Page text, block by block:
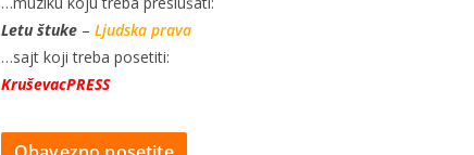
Letu štuke – Ljudska prava
…sajt koji treba posetiti:
KruševacPRESS